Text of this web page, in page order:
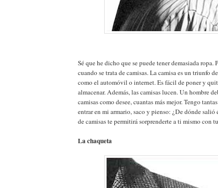
Sé que he dicho que se puede tener demasiada ropa.
cuando se trata de camisas. La camisa es un triunfo
como el automóvil o internet. Es fácil de poner y
almacenar. Además, las camisas lucen. Un hombre
camisas como desee, cuantas más mejor. Tengo
entrar en mi armario, saco y pienso: ¿De dónde salió
de camisas te permitirá sorprenderte a ti mismo con
La chaqueta